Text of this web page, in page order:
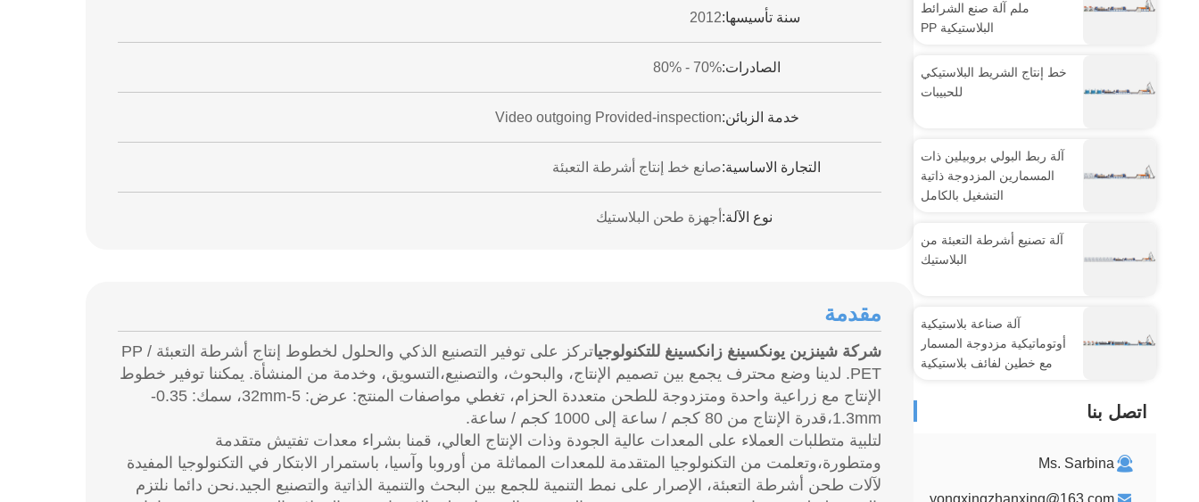
ملم آلة صنع الشرائط
البلاستيكية PP
خط إنتاج الشريط البلاستيكي
للحبيبات
آلة ربط البولي بروبيلين ذات
المسمارين المزدوجة ذاتية
التشغيل بالكامل
آلة تصنيع أشرطة التعبئة من
البلاستيك
آلة صناعة بلاستيكية
أوتوماتيكية مزدوجة المسمار
مع خطين لفائف بلاستيكية
اتصل بنا
Ms. Sarbina
yongxingzhanxing@163.com
سنة تأسيسها:2012
الصادرات:70% - 80%
خدمة الزبائن:Video outgoing Provided-inspection
التجارة الاساسية:صانع خط إنتاج أشرطة التعبئة
نوع الآلة: أجهزة طحن البلاستيك
مقدمة
شركة شينزين يونكسينغ زانكسينغ للتكنولوجيا
تركز على توفير التصنيع الذكي والحلول لخطوط إنتاج أشرطة التعبئة PP /
PET. لدينا وضع محترف يجمع بين تصميم الإنتاج، والبحوث، والتصنيع،التسويق، وخدمة من المنشأة. يمكننا توفير خطوط
الإنتاج مع زراعية واحدة ومتزدوجة للطحن متعددة الحزام، تغطي مواصفات المنتج: عرض: 5-32mm، سمك: 0.35-
1.3mm،قدرة الإنتاج من 80 كجم / ساعة إلى 1000 كجم / ساعة.
لتلبية متطلبات العملاء على المعدات عالية الجودة وذات الإنتاج العالي، قمنا بشراء معدات تفتيش متقدمة
ومتطورة،وتعلمت من التكنولوجيا المتقدمة للمعدات المماثلة من أوروبا وآسيا، باستمرار الابتكار في التكنولوجيا المفيدة
لآلات طحن أشرطة التعبئة، الإصرار على نمط التنمية للجمع بين البحث والتنمية الذاتية والتصنيع الجيد.نحن دائما نلتزم